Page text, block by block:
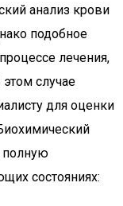
анализ крови
подобное
лечения,
случае
для оценки
полную
состояниях: